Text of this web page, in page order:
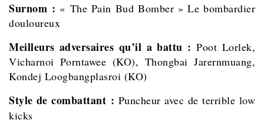
Surnom : « The Pain Bud Bomber » Le bombardier
douloureux
Meilleurs adversaires qu’il a battu :Poot Lorlek,
Vicharnoi Porntawee (KO), Thongbai Jarernmuang,
Kondej Loogbangplasroi (KO)
Style de combattant : Puncheur avec de terrible low
kicks